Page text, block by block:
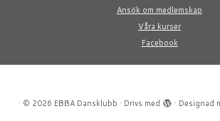
Ansök om medlemskap
Våra kurser
Facebook
· © 2026 EBBA Dansklubb · Drivs med · Designad